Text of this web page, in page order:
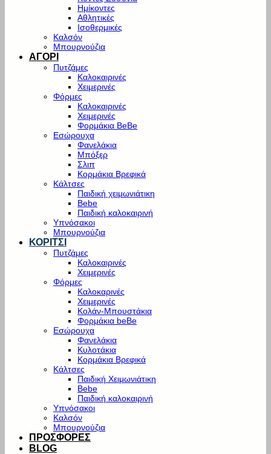
Ημίκοντες
Αθλητικές
Ισοθερμικές
Καλσόν
Μπουρνούζια
ΑΓΟΡΙ
Πυτζάμες
Καλοκαιρινές
Χειμερινές
Φόρμες
Καλοκαιρινές
Χειμερινές
Φορμάκια BeBe
Εσώρουχα
Φανελάκια
Μπόξερ
Σλιπ
Κορμάκια Βρεφικά
Κάλτσες
Παιδική χειμωνιάτικη
Bebe
Παιδική καλοκαιρινή
Υπνόσακοι
Μπουρνούζια
ΚΟΡΙΤΣΙ
Πυτζάμες
Καλοκαιρινές
Χειμερινές
Φόρμες
Καλοκαρινές
Χειμερινές
Κολάν-Μπουστάκια
Φορμάκια beBe
Εσώρουχα
Φανελάκια
Κυλοτάκια
Κορμάκια Βρεφικά
Κάλτσες
Παιδική Χειμωνιάτικη
Bebe
Παιδική καλοκαιρινή
Υπνόσακοι
Καλσόν
Μπουρνούζια
ΠΡΟΣΦΟΡΕΣ
BLOG